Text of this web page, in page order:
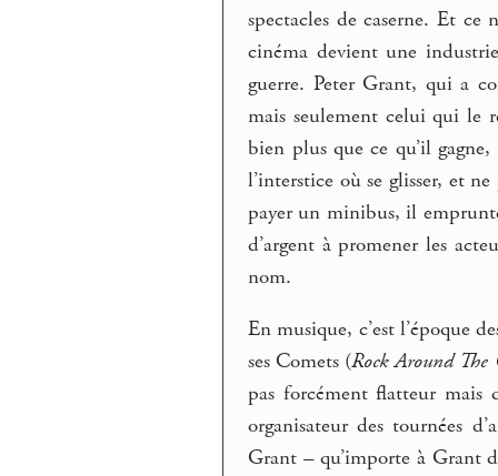
spectacles de caserne. Et ce
cinéma devient une
guerre. Peter Grant, qui a
mais seulement celui qui le
bien plus que ce qu’il
l’interstice où se glisser, et
payer un minibus, il
d’argent à promener les
nom.
En musique, c’est l’époque
ses Comets (Rock Around The
pas forcément flatteur mais
organisateur des tournées
Grant – qu’importe à Grant